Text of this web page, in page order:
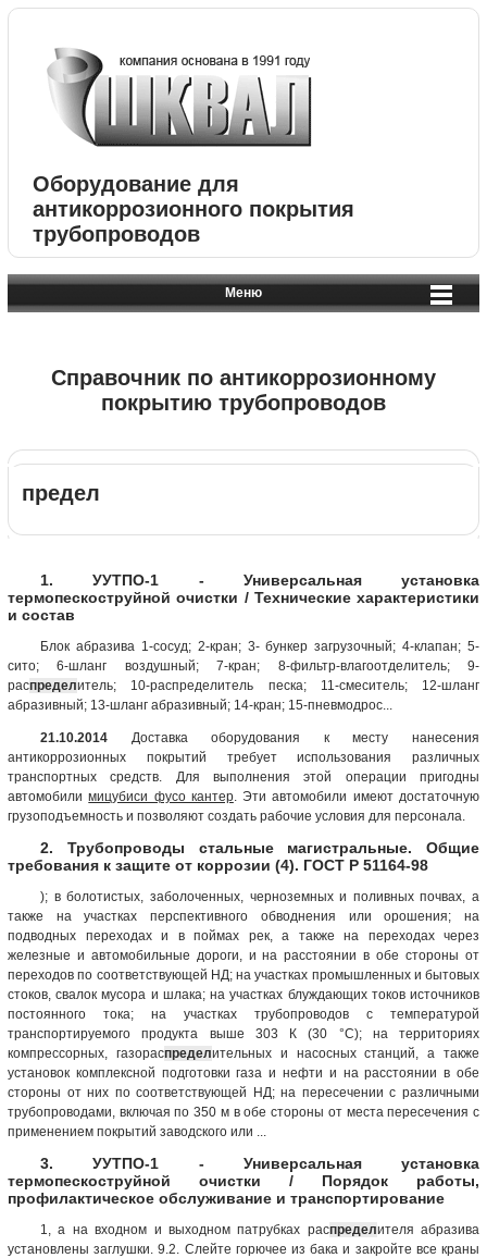
Оборудование для
антикоррозионного покрытия
трубопроводов
Меню
Справочник по антикоррозионному
покрытию трубопроводов
предел
1. УУТПО-1 - Универсальная установка
термопескоструйной очистки / Технические характеристики
и состав
Блок абразива 1-сосуд; 2-кран; 3- бункер загрузочный; 4-клапан; 5-
сито; 6-шланг воздушный; 7-кран; 8-фильтр-влагоотделитель; 9-
распределитель; 10-распределитель песка; 11-смеситель; 12-шланг
абразивный; 13-шланг абразивный; 14-кран; 15-пневмодрос...
21.10.2014 Доставка оборудования к месту нанесения
антикоррозионных покрытий требует использования различных
транспортных средств. Для выполнения этой операции пригодны
автомобилимицубиси фусо кантер. Эти автомобили имеют достаточную
грузоподъемность и позволяют создать рабочие условия для персонала.
2. Трубопроводы стальные магистральные. Общие
требования к защите от коррозии (4). ГОСТ Р 51164-98
); в болотистых, заболоченных, черноземных и поливных почвах, а
также на участках перспективного обводнения или орошения; на
подводных переходах и в поймах рек, а также на переходах через
железные и автомобильные дороги, и на расстоянии в обе стороны от
переходов по соответствующей НД; на участках промышленных и бытовых
стоков, свалок мусора и шлака; на участках блуждающих токов источников
постоянного тока; на участках трубопроводов с температурой
транспортируемого продукта выше 303 К (30 °С); на территориях
компрессорных, газораспределительных и насосных станций, а также
установок комплексной подготовки газа и нефти и на расстоянии в обе
стороны от них по соответствующей НД; на пересечении с различными
трубопроводами, включая по 350 м в обе стороны от места пересечения с
применением покрытий заводского или ...
3. УУТПО-1 - Универсальная установка
термопескоструйной очистки / Порядок работы,
профилактическое обслуживание и транспортирование
1, а на входном и выходном патрубках распределителя абразива
установлены заглушки. 9.2. Слейте горючее из бака и закройте все краны